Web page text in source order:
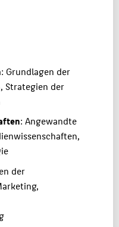
: Grundlagen der
Strategien der
: Angewandte
der